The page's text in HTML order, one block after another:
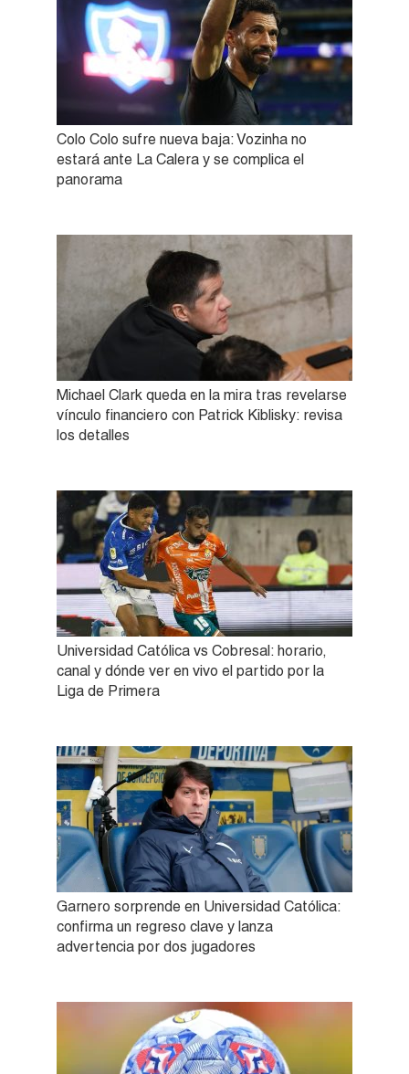
Colo Colo sufre nueva baja: Vozinha no
estará ante La Calera y se complica el
panorama
Michael Clark queda en la mira tras revelarse
vínculo financiero con Patrick Kiblisky: revisa
los detalles
Universidad Católica vs Cobresal: horario,
canal y dónde ver en vivo el partido por la
Liga de Primera
Garnero sorprende en Universidad Católica:
confirma un regreso clave y lanza
advertencia por dos jugadores